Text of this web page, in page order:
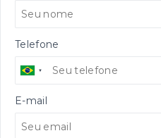
Telefone
E-mail